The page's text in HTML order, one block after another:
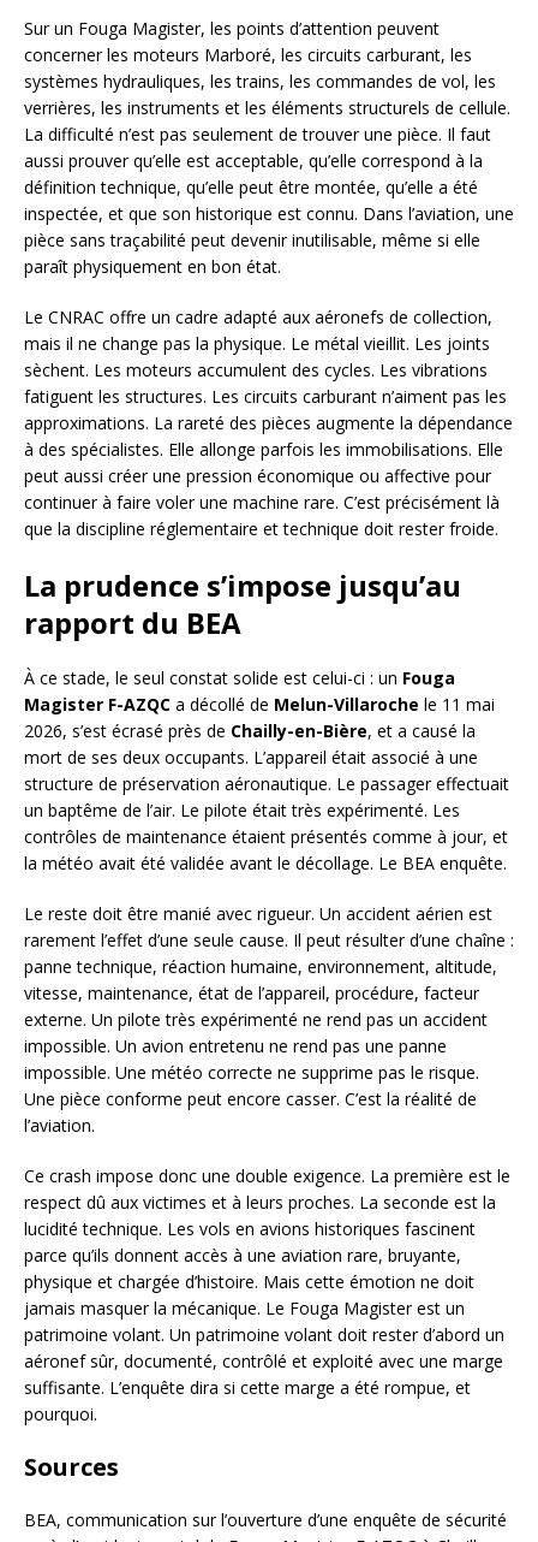
Sur un Fouga Magister, les points d’attention peuvent
concerner les moteurs Marboré, les circuits carburant, les
systèmes hydrauliques, les trains, les commandes de vol, les
verrières, les instruments et les éléments structurels de cellule.
La difficulté n’est pas seulement de trouver une pièce. Il faut
aussi prouver qu’elle est acceptable, qu’elle correspond à la
définition technique, qu’elle peut être montée, qu’elle a été
inspectée, et que son historique est connu. Dans l’aviation, une
pièce sans traçabilité peut devenir inutilisable, même si elle
paraît physiquement en bon état.
Le CNRAC offre un cadre adapté aux aéronefs de collection,
mais il ne change pas la physique. Le métal vieillit. Les joints
sèchent. Les moteurs accumulent des cycles. Les vibrations
fatiguent les structures. Les circuits carburant n’aiment pas les
approximations. La rareté des pièces augmente la dépendance
à des spécialistes. Elle allonge parfois les immobilisations. Elle
peut aussi créer une pression économique ou affective pour
continuer à faire voler une machine rare. C’est précisément là
que la discipline réglementaire et technique doit rester froide.
La prudence s’impose jusqu’au
rapport du BEA
À ce stade, le seul constat solide est celui-ci : un Fouga
Magister F-AZQC a décollé de Melun-Villaroche le 11 mai
2026, s’est écrasé près de Chailly-en-Bière, et a causé la
mort de ses deux occupants. L’appareil était associé à une
structure de préservation aéronautique. Le passager effectuait
un baptême de l’air. Le pilote était très expérimenté. Les
contrôles de maintenance étaient présentés comme à jour, et
la météo avait été validée avant le décollage. Le BEA enquête.
Le reste doit être manié avec rigueur. Un accident aérien est
rarement l’effet d’une seule cause. Il peut résulter d’une chaîne :
panne technique, réaction humaine, environnement, altitude,
vitesse, maintenance, état de l’appareil, procédure, facteur
externe. Un pilote très expérimenté ne rend pas un accident
impossible. Un avion entretenu ne rend pas une panne
impossible. Une météo correcte ne supprime pas le risque.
Une pièce conforme peut encore casser. C’est la réalité de
l’aviation.
Ce crash impose donc une double exigence. La première est le
respect dû aux victimes et à leurs proches. La seconde est la
lucidité technique. Les vols en avions historiques fascinent
parce qu’ils donnent accès à une aviation rare, bruyante,
physique et chargée d’histoire. Mais cette émotion ne doit
jamais masquer la mécanique. Le Fouga Magister est un
patrimoine volant. Un patrimoine volant doit rester d’abord un
aéronef sûr, documenté, contrôlé et exploité avec une marge
suffisante. L’enquête dira si cette marge a été rompue, et
pourquoi.
Sources
BEA, communication sur l’ouverture d’une enquête de sécurité